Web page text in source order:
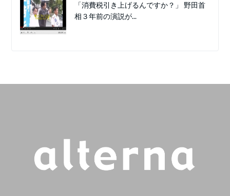
「消費税引き上げるんですか？」 野田首
相３年前の演説が...